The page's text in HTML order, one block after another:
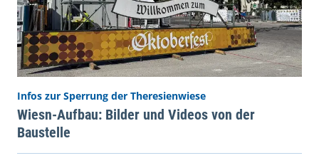
Infos zur Sperrung der Theresienwiese
Wiesn-Aufbau: Bilder und Videos von der
Baustelle